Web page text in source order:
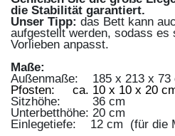
die Stabilität garantiert.
Unser Tipp: das Bett kann
aufgestellt werden, sodass es
Vorlieben anpasst.
Maße:
Außenmaße: 185 x 213 x 73
Pfosten: ca. 10 x 10 x 20 c
Sitzhöhe: 36 cm
Unterbetthöhe: 20 cm
Einlegetiefe: 12 cm (für die